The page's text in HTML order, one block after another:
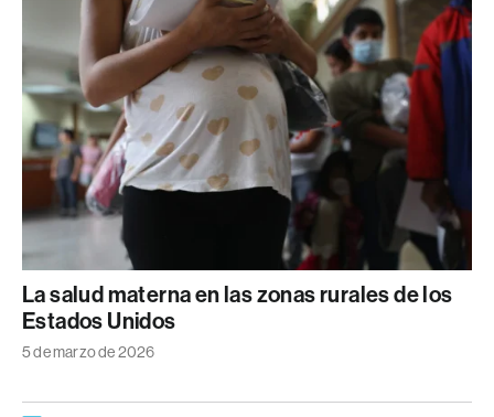
La salud materna en las zonas rurales de los
Estados Unidos
5 de marzo de 2026